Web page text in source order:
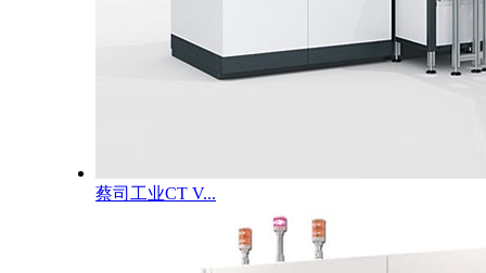
蔡司工业CT V...